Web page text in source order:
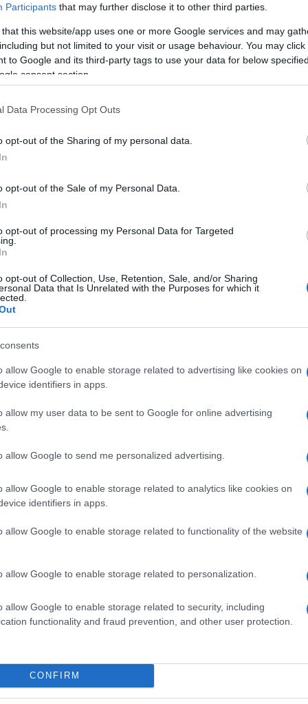
Participants that may further disclose it to other third parties.
that this website/app uses one or more Google services and may
but not limited to your visit or usage behaviour. You may
to Google and its third-party tags to use your data for below
consent section.
Data Processing Opt Outs
opt-out of the Sharing of my personal data.
opt-out of the Sale of my Personal Data.
opt-out of processing my Personal Data for Targeted
opt-out of Collection, Use, Retention, Sale, and/or Sharing
Data that Is Unrelated with the Purposes for which it
allow Google to enable storage related to advertising like cookies on
identifiers in apps.
allow my user data to be sent to Google for online advertising
allow Google to send me personalized advertising.
allow Google to enable storage related to analytics like cookies on
identifiers in apps.
allow Google to enable storage related to functionality of the website
allow Google to enable storage related to personalization.
allow Google to enable storage related to security, including
functionality and fraud prevention, and other user protection.
CONFIRM
Renault απέκτησε νέο CEO, τώρα αποκτά και νέα
ανακοίνωσε ένα ένα νέο πρόγραμμα οργάνωσης των
των Giulia GTA και GTAm
νέων Giulia GTA και GTAm, η Alfa Romeo επανέφερε στο
όνομα για το χώρο του αυτοκινήτου. Τώρα με την έναρξη της
πούλησαν οι μάρκες τον Ιούλιο του
Εισαγωγέων Αντιπροσώπων Αυτοκινήτων και Δικύκλων
στοιχεία για το τι πούλησαν οι μάρκες τον Ιούλιο
– υπηρεσίες after sales του Ομίλου
των μετακινήσεων, οι υπηρεσίες after sales
την FCA από την Intesa Sanpaolo
της Fiat Chrysler Automobiles NV - και άλλες ιταλικές
ανακοίνωσαν ότι έχουν υπογράψει τριετή...
– FCA για αυτόνομα αυτοκίνητα
τεχνολογίας Voyage συνεργάζεται με την FCA για να παρέχει
και της Φλόριντα οχήματα αυτόνομης οδήγησης. Ο
(FCA) εστιάζει στην...